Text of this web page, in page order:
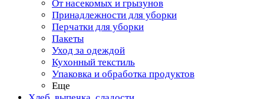
От насекомых и грызунов
Принадлежности для уборки
Перчатки для уборки
Пакеты
Уход за одеждой
Кухонный текстиль
Упаковка и обработка продуктов
Еще